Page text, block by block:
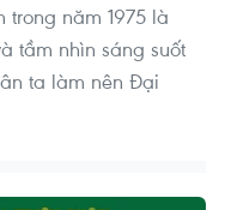
năm 1975 là
tầm nhìn sáng suốt
ta làm nên Đại